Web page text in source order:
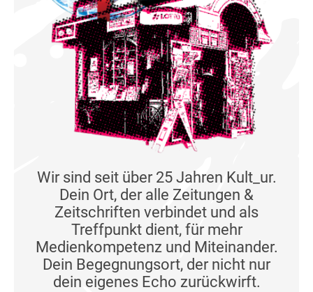
Wir sind seit über 25 Jahren Kult_ur.
Dein Ort, der alle Zeitungen &
Zeitschriften verbindet und als
Treffpunkt dient, für mehr
Medienkompetenz und Miteinander.
Dein Begegnungsort, der nicht nur
dein eigenes Echo zurückwirft.